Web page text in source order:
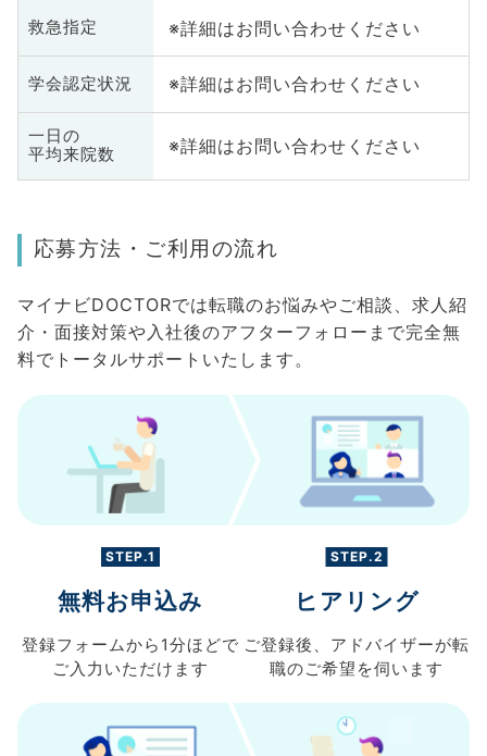
救急指定 ※詳細はお問い合わせください
学会認定状況 ※詳細はお問い合わせください
一日の
平均来院数
※詳細はお問い合わせください
応募方法・ご利用の流れ
マイナビDOCTORでは転職のお悩みやご相談、求人紹
介・面接対策や入社後のアフターフォローまで完全無
料でトータルサポートいたします。
STEP.1
無料お申込み
登録フォームから 1分ほどで
ご入力 いただけます
STEP.2
ヒアリング
ご登録後、 アドバイザーが転
職のご希望を伺います